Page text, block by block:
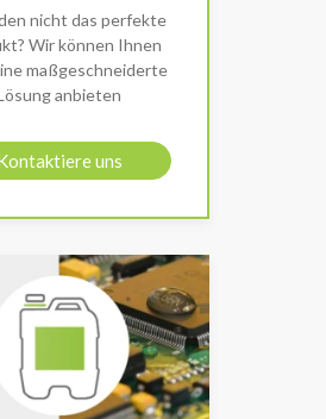
nicht das perfekte
Wir können Ihnen
maßgeschneiderte
anbieten
uns